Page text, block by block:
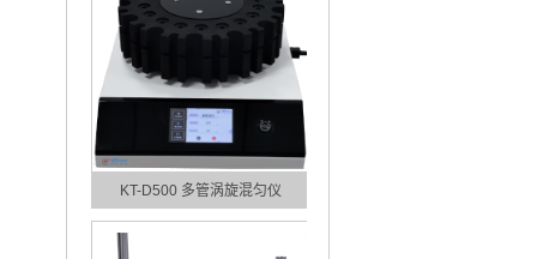
KT-D500 多管涡旋混匀仪